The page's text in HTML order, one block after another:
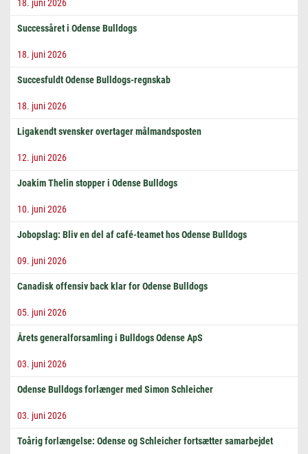
18. juni 2026
Successåret i Odense Bulldogs
18. juni 2026
Succesfuldt Odense Bulldogs-regnskab
18. juni 2026
Ligakendt svensker overtager målmandsposten
12. juni 2026
Joakim Thelin stopper i Odense Bulldogs
10. juni 2026
Jobopslag: Bliv en del af café-teamet hos Odense Bulldogs
09. juni 2026
Canadisk offensiv back klar for Odense Bulldogs
05. juni 2026
Årets generalforsamling i Bulldogs Odense ApS
03. juni 2026
Odense Bulldogs forlænger med Simon Schleicher
03. juni 2026
Toårig forlængelse: Odense og Schleicher fortsætter samarbejdet